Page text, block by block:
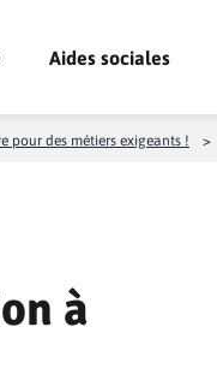
Aides sociales
pour des métiers exigeants ! >
à